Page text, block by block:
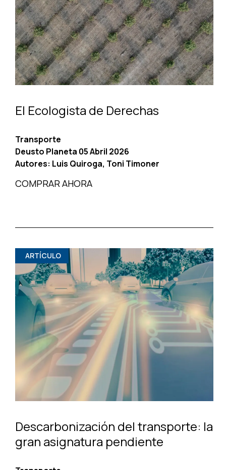
El Ecologista de Derechas
Transporte
Deusto Planeta 05 Abril 2026
Autores: Luis Quiroga, Toni Timoner
COMPRAR AHORA
ARTÍCULO
Descarbonización del transporte: la
gran asignatura pendiente